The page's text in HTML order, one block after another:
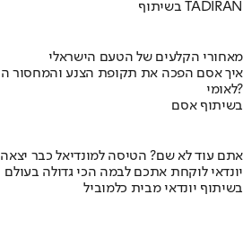
בשיתוף TADIRAN
מאחורי הקלעים של הטעם הישראלי
לאומי?
בשיתוף אסם
אתם עוד לא שם? הטיסה למונדיאל כבר יצאה
יונדאי לוקחת אתכם לבמה הכי גדולה בעולם
בשיתוף יונדאי מבית כלמוביל